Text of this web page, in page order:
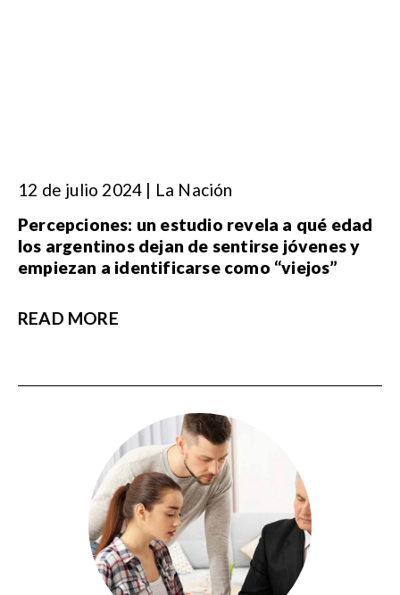
12 de julio 2024 | La Nación
Percepciones: un estudio revela a qué edad
los argentinos dejan de sentirse jóvenes y
empiezan a identificarse como “viejos”
READ MORE